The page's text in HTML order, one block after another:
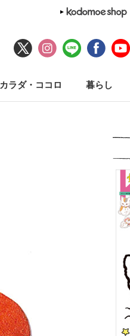
カラダ・ココロ 暮らし